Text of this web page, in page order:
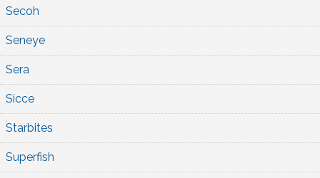
Secoh
Seneye
Sera
Sicce
Starbites
Superfish